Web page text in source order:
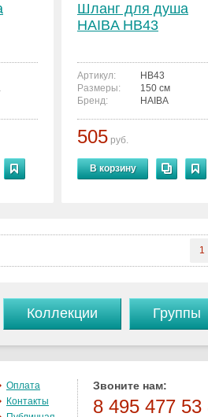
Шланг для душа
HAIBA HB43
Артикул:
HB43
Размеры:
150 см
Бренд:
HAIBA
505 руб.
В корзину
1
Коллекции Группы
Оплата
Контакты
Звоните нам:
8 495 477 53